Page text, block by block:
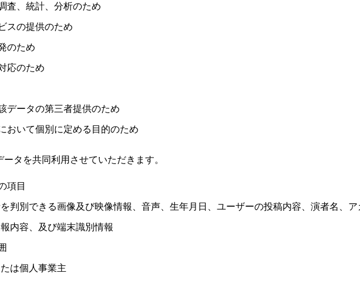
査、統計、分析のため
スの提供のため
のため
応のため
データの第三者提供のため
おいて個別に定める目的のため
タを共同利用させていただきます。
項目
判別できる画像及び映像情報、音声、生年月日、ユーザーの投稿内容、演者名、
内容、及び端末識別情報
は個人事業主